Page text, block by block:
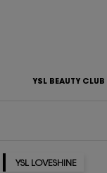
YSL BEAUTY CLUB
YSL LOVESHINE